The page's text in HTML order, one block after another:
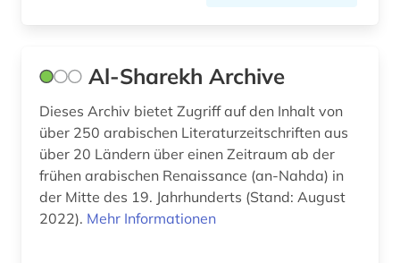
erzählforschung (1)
erzählung (2)
esperanto (1)
estland (1)
estnisch (2)
Al-Sharekh Archive
Dieses Archiv bietet Zugriff auf den Inhalt von
über 250 arabischen Literaturzeitschriften aus
über 20 Ländern über einen Zeitraum ab der
frühen arabischen Renaissance (an-Nahda) in
der Mitte des 19. Jahrhunderts (Stand: August
2022). Mehr Informationen